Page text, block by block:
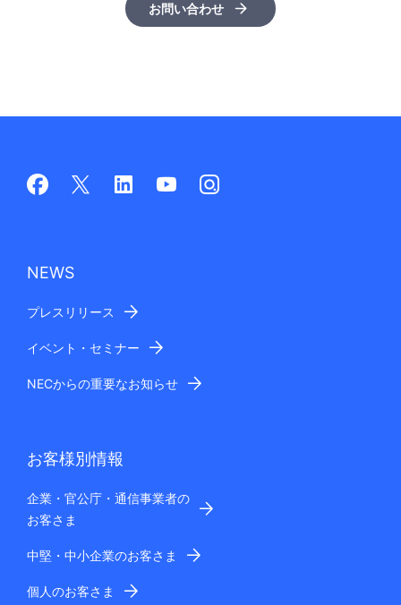
お問い合わせ
NEWS
プレスリリース
イベント・セミナー
NECからの重要なお知らせ
お客様別情報
企業・官公庁・通信事業者の
お客さま
中堅・中小企業のお客さま
個人のお客さま